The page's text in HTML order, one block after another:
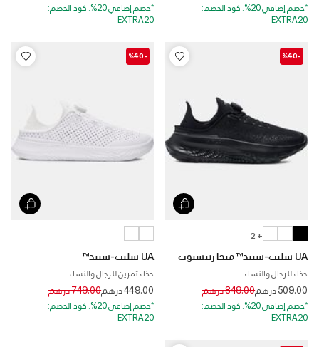
*خصم إضافي 20%. كود الخصم:
EXTRA20
*خصم إضافي 20%. كود الخصم:
EXTRA20
-%40
+ 2
UA سليب-سبيد™ ميجا ريبستوب
حذاء للرجال والنساء
509.00 درهم Price reduced from
849.00 درهم to
*خصم إضافي 20%. كود الخصم:
EXTRA20
-%40
UA سليب-سبيد™
حذاء تمرين للرجال والنساء
449.00 درهم Price reduced from
749.00 درهم to
*خصم إضافي 20%. كود الخصم:
EXTRA20